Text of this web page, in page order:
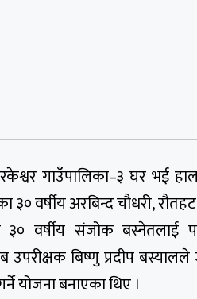
गाउँपालिका–३ घर भई
३० वर्षीय अरबिन्द चौधरी,
वर्षीय संजोक बस्नेतलाई
उपरीक्षक बिष्णु प्रदीप
योजना बनाएका थिए ।